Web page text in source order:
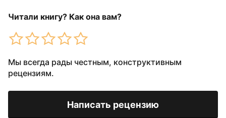
Читали книгу? Как она вам?
Мы всегда рады честным, конструктивным
рецензиям.
Написать рецензию